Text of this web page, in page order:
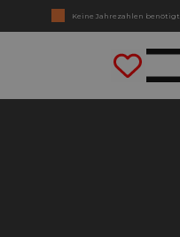
Keine Jahrezahlen benötigt
Lass uns gleich losfahren